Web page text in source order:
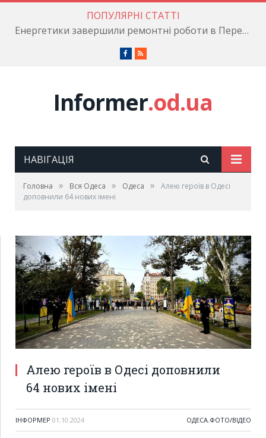
ПОПУЛЯРНІ СТАТТІ
Енергетики завершили ремонтні роботи в Пересипському районі
Facebook
RSS
Informer.od.ua
НАВІГАЦІЯ
Головна » Вся Одеса » Одеса »
Алею героїв в Одесі
доповнили 64 нових імені
Алею героїв в Одесі доповнили
64 нових імені
ІНФОРМЕР 01.10.2024 ОДЕСА,ФОТО/ВІДЕО